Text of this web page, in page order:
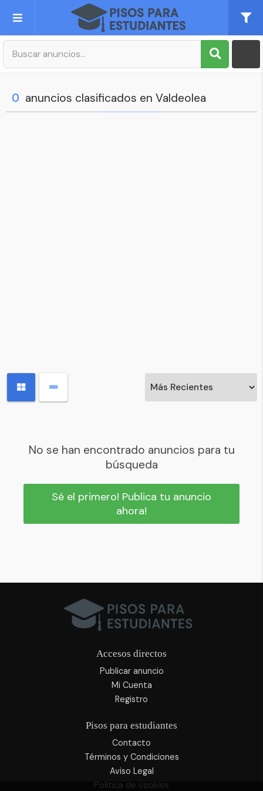
Publica tu Anuncio
0 anuncios clasificados en Valdeolea
No se han encontrado anuncios para tu
búsqueda
Sé el primero! Publica tu anuncio
ahora!
Accesos directos
Publicar anuncio
Mi Cuenta
Registro
Pisos para estudiantes
Contacto
Términos y Condiciones
Aviso Legal
Politica de cookies